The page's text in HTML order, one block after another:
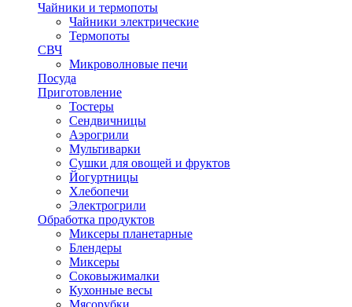
Чайники и термопоты
Чайники электрические
Термопоты
СВЧ
Микроволновые печи
Посуда
Приготовление
Тостеры
Сендвичницы
Аэрогрили
Мультиварки
Сушки для овощей и фруктов
Йогуртницы
Хлебопечи
Электрогрили
Обработка продуктов
Миксеры планетарные
Блендеры
Миксеры
Соковыжималки
Кухонные весы
Мясорубки